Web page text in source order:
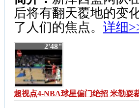
后将有翻天覆地的变
了人们的焦点。 详细
2'48"
超视点4-NBA球星偏门绝招 米勒耍